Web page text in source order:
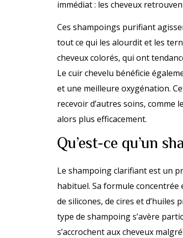
immédiat : les cheveux
Ces shampoings purifiant
tout ce qui les alourdit et les
cheveux colorés, qui ont
Le cuir chevelu bénéficie
et une meilleure oxygénation.
recevoir d’autres soins,
alors plus efficacement.
Qu’est-ce qu’un
Le shampoing clarifiant est un
habituel. Sa formule
de silicones, de cires et
type de shampoing s’avère
s’accrochent aux cheveux